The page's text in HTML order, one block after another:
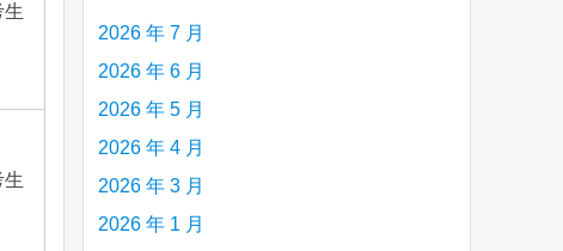
生
生
2026 年 7 月
2026 年 6 月
2026 年 5 月
2026 年 4 月
2026 年 3 月
2026 年 1 月